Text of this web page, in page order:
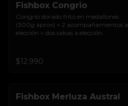
Fishbox Congrio
Congrio dorado frito en medallones
(300g aprox) + 2 acompañamientos a
elección + dos salsas a elección.
$12.990
Fishbox Merluza Austral